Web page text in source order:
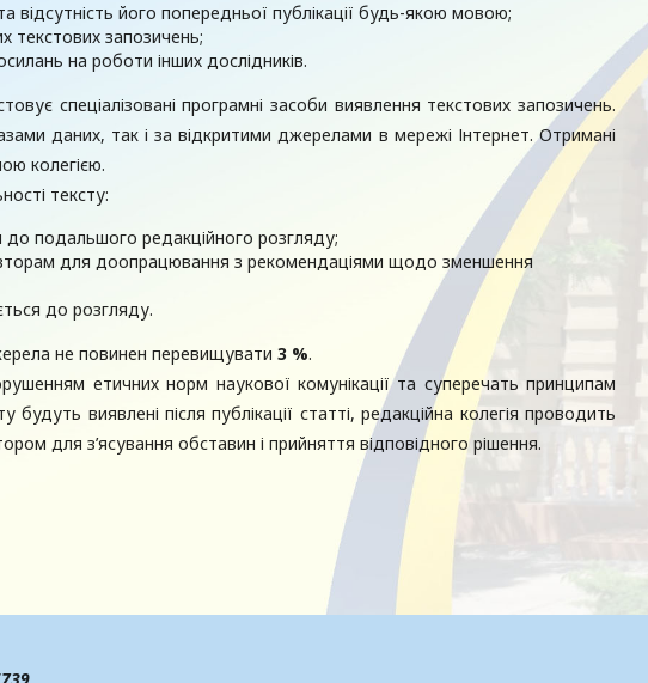
відсутність його попередньої публікації будь-якою мовою;
текстових запозичень;
на роботи інших дослідників.
спеціалізовані програмні засоби виявлення текстових запозичень.
даних, так і за відкритими джерелами в мережі Інтернет. Отримані
колегією.
тексту:
до подальшого редакційного розгляду;
для доопрацювання з рекомендаціями щодо зменшення
до розгляду.
не повинен перевищувати 3 %.
етичних норм наукової комунікації та суперечать принципам
будуть виявлені після публікації статті, редакційна колегія проводить
для з’ясування обставин і прийняття відповідного рішення.